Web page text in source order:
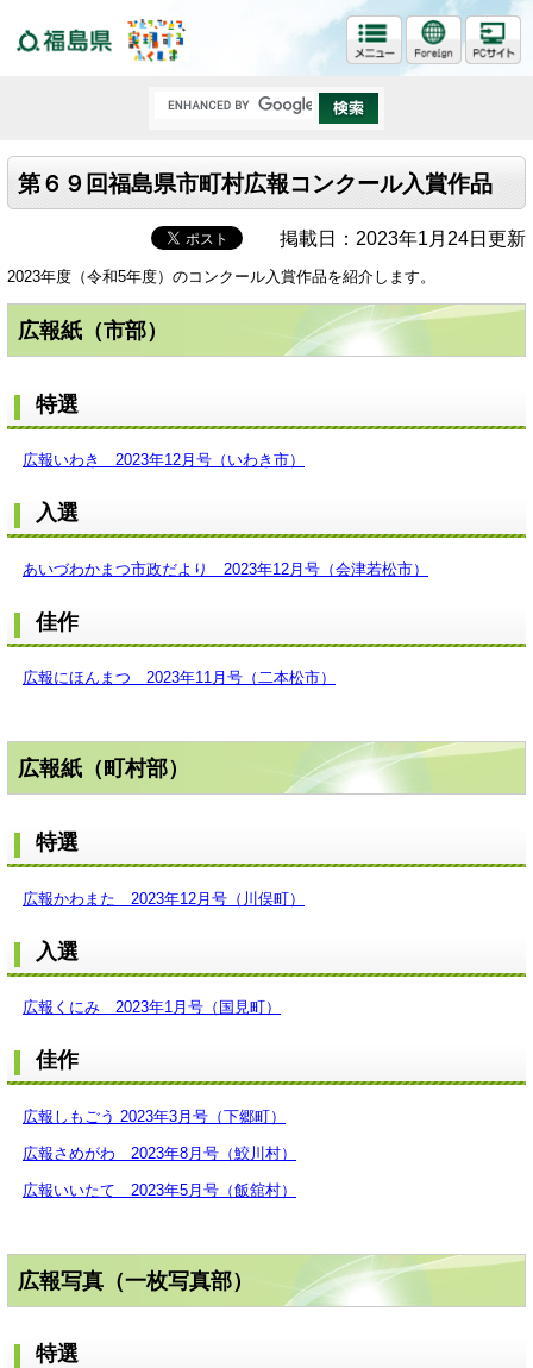
第６９回福島県市町村広報コンクール入賞作品
掲載日：2023年1月24日更新
2023年度（令和5年度）のコンクール入賞作品を紹介します。
広報紙（市部）
特選
広報いわき 2023年12月号（いわき市）
入選
あいづわかまつ市政だより 2023年12月号（会津若松市）
佳作
広報にほんまつ 2023年11月号（二本松市）
広報紙（町村部）
特選
広報かわまた 2023年12月号（川俣町）
入選
広報くにみ 2023年1月号（国見町）
佳作
広報しもごう 2023年3月号（下郷町）
広報さめがわ 2023年8月号（鮫川村）
広報いいたて 2023年5月号（飯舘村）
広報写真（一枚写真部）
特選